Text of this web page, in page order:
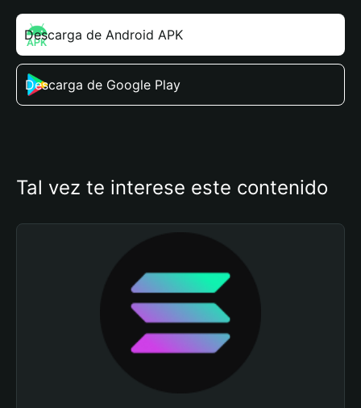
Descarga de Android APK
Descarga de Google Play
Tal vez te interese este contenido